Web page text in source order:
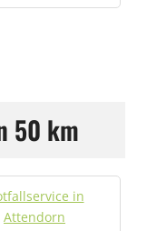
50 km
in
Attendorn